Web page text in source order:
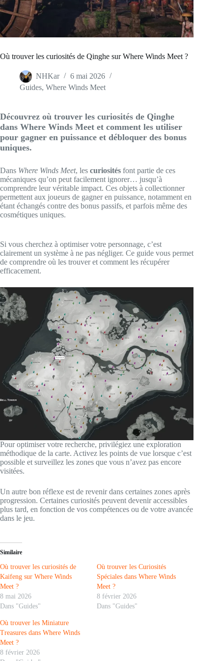
Où trouver les curiosités de Qinghe sur Where Winds Meet ?
NHKar
6 mai 2026
Guides, Where Winds Meet
Découvrez où trouver les curiosités de Qinghe
dans Where Winds Meet et comment les utiliser
pour gagner en puissance et débloquer des bonus
uniques.
Dans Where Winds Meet, les curiosités font partie de ces
mécaniques qu’on peut facilement ignorer… jusqu’à
comprendre leur véritable impact. Ces objets à collectionner
permettent aux joueurs de gagner en puissance, notamment en
étant échangés contre des bonus passifs, et parfois même des
cosmétiques uniques.
Si vous cherchez à optimiser votre personnage, c’est
clairement un système à ne pas négliger. Ce guide vous permet
de comprendre où les trouver et comment les récupérer
efficacement.
Pour optimiser votre recherche, privilégiez une exploration
méthodique de la carte. Activez les points de vue lorsque c’est
possible et surveillez les zones que vous n’avez pas encore
visitées.
Un autre bon réflexe est de revenir dans certaines zones après
progression. Certaines curiosités peuvent devenir accessibles
plus tard, en fonction de vos compétences ou de votre avancée
dans le jeu.
Similaire
Où trouver les curiosités de
Kaifeng sur Where Winds
Meet ?
8 mai 2026
Dans "Guides"
Où trouver les Curiosités
Spéciales dans Where Winds
Meet ?
8 février 2026
Dans "Guides"
Où trouver les Miniature
Treasures dans Where Winds
Meet ?
8 février 2026